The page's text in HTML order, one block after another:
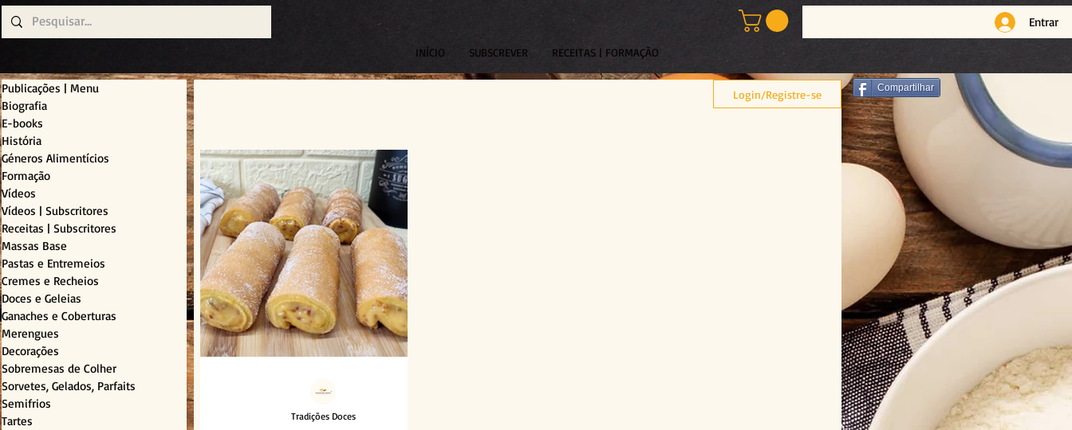
Entrar
INÍCIO SUBSCREVER RECEITAS | FORMAÇÃO
Publicações | Menu
Biografia
E-books
História
Géneros Alimentícios
Formação
Vídeos
Vídeos | Subscritores
Receitas | Subscritores
Massas Base
Pastas e Entremeios
Cremes e Recheios
Doces e Geleias
Ganaches e Coberturas
Merengues
Decorações
Sobremesas de Colher
Sorvetes, Gelados, Parfaits
Semifrios
Tartes
Login/Registre-se
Tradições Doces
Compartilhar